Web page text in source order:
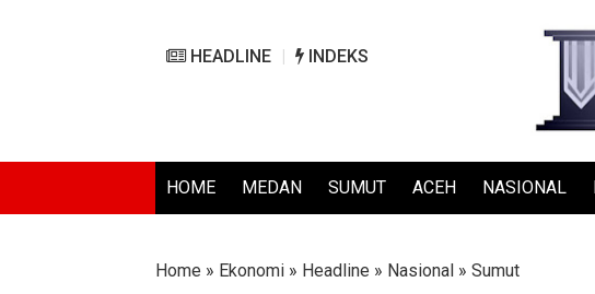
HEADLINE INDEKS
HOME MEDAN SUMUT ACEH NASIONAL
Home » Ekonomi » Headline » Nasional » Sumut